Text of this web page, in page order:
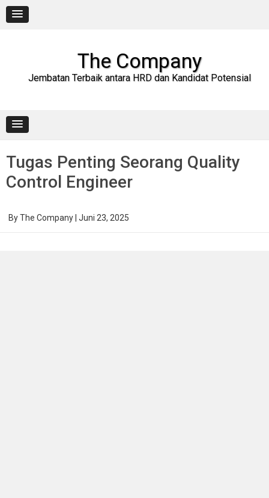
content
The Company
Jembatan Terbaik antara HRD dan Kandidat Potensial
Tugas Penting Seorang Quality
Control Engineer
ByThe Company Juni 23, 2025